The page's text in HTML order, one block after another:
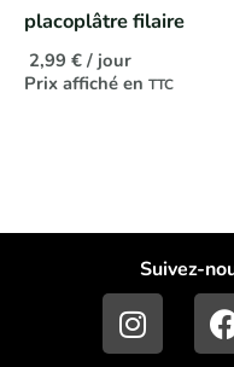
placoplâtre filaire
2,99 € / jour
Prix affiché en TTC
Suivez-
I
n